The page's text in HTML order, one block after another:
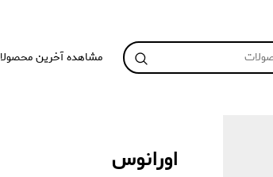
مشاهده آخرین
اورانوس